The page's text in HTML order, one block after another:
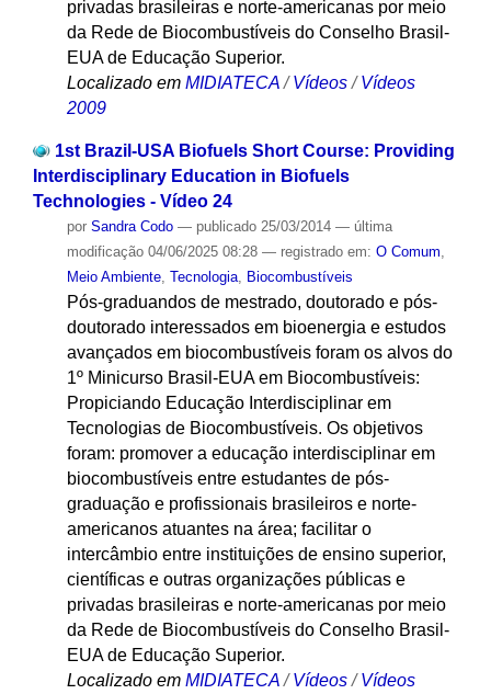
privadas brasileiras e norte-americanas por meio
da Rede de Biocombustíveis do Conselho Brasil-
EUA de Educação Superior.
Localizado em MIDIATECA /Vídeos /Vídeos
2009
1st Brazil-USA Biofuels Short Course: Providing
Interdisciplinary Education in Biofuels
Technologies - Vídeo 24
por Sandra Codo — publicado25/03/2014 — última
modificação04/06/2025 08:28 — registrado em: O Comum
Meio Ambiente, Tecnologia, Biocombustíveis
Pós-graduandos de mestrado, doutorado e pós-
doutorado interessados em bioenergia e estudos
avançados em biocombustíveis foram os alvos do
1º Minicurso Brasil-EUA em Biocombustíveis:
Propiciando Educação Interdisciplinar em
Tecnologias de Biocombustíveis. Os objetivos
foram: promover a educação interdisciplinar em
biocombustíveis entre estudantes de pós-
graduação e profissionais brasileiros e norte-
americanos atuantes na área; facilitar o
intercâmbio entre instituições de ensino superior,
científicas e outras organizações públicas e
privadas brasileiras e norte-americanas por meio
da Rede de Biocombustíveis do Conselho Brasil-
EUA de Educação Superior.
Localizado em MIDIATECA /Vídeos /Vídeos